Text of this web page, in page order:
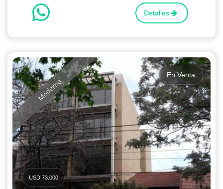
Detalles
Moderno
En Venta
USD 73.000